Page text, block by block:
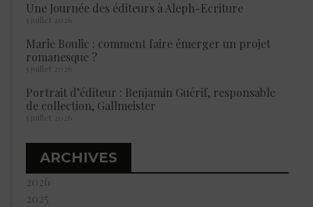
Une Journée des éditeurs à Aleph-Ecriture
5 juillet 2026
Marie Boulic : comment faire émerger un projet
romanesque ?
5 juillet 2026
Portrait d’éditeur : Benjamin Guérif, responsable
de collection, Gallmeister
5 juillet 2026
ARCHIVES
2026
2025